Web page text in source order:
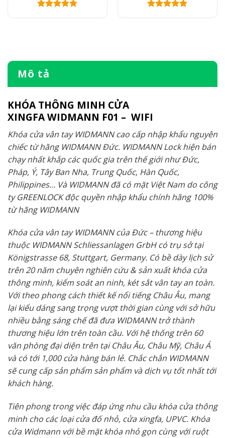
Mô tả
KHÓA THÔNG MINH CỬA
XINGFA WIDMANN F01 – WIFI
Khóa cửa vân tay WIDMANN cao cấp nhập khẩu nguyên
chiếc từ hãng WIDMANN Đức. WIDMANN Lock hiện bán
chạy nhất khắp các quốc gia trên thế giới như Đức,
Pháp, Ý, Tây Ban Nha, Trung Quốc, Hàn Quốc,
Philippines… Và WIDMANN đã có mặt Việt Nam do công
ty GREENLOCK độc quyền nhập khẩu chính hãng 100%
từ hãng WIDMANN
Khóa cửa vân tay WIDMANN của Đức – thương hiệu
thuộc WIDMANN Schliessanlagen GrbH có trụ sở tại
Königstrasse 68, Stuttgart, Germany. Có bề dày lịch sử
trên 20 năm chuyên nghiên cứu & sản xuất khóa cửa
thông minh, kiểm soát an ninh, két sắt vân tay an toàn.
Với theo phong cách thiết kế nổi tiếng Châu Âu, mang
lại kiểu dáng sang trọng vượt thời gian cùng với sở hữu
nhiều bằng sáng chế đã đưa WIDMANN trở thành
thương hiệu lớn trên toàn cầu. Với hệ thống trên 60
văn phòng đại diện trên tại Châu Âu, Châu Mỹ, Châu Á
và có tới 1,000 cửa hàng bán lẻ. Chắc chắn WIDMANN
sẽ cung cấp sản phẩm sản phẩm và dịch vụ tốt nhất tới
khách hàng.
Tiên phong trong việc đáp ứng nhu cầu khóa cửa thông
minh cho các loại cửa đố nhỏ, cửa xingfa, UPVC. Khóa
cửa Widmann với bề mặt khóa nhỏ gọn cùng với ruột